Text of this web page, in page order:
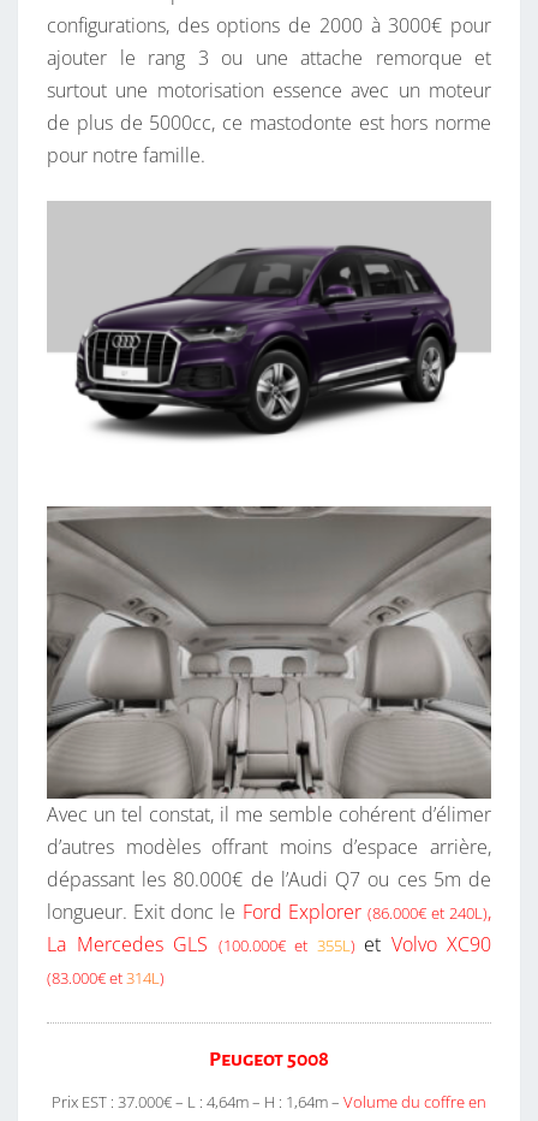
configurations, des options de 2000 à 3000€ pour
ajouter le rang 3 ou une attache remorque et
surtout une motorisation essence avec un moteur
de plus de 5000cc, ce mastodonte est hors norme
pour notre famille.
Avec un tel constat, il me semble cohérent d’élimer
d’autres modèles offrant moins d’espace arrière,
dépassant les 80.000€ de l’Audi Q7 ou ces 5m de
longueur. Exit donc le Ford Explorer (86.000€ et 240L),
La Mercedes GLS (100.000€ et 355L) et Volvo XC90
(83.000€ et314L)
Peugeot 5008
Prix EST : 37.000€ – L : 4,64m – H : 1,64m – Volume du coffre en